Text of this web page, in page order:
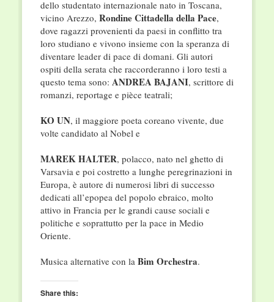
dello studentato internazionale nato in Toscana,
vicino Arezzo, Rondine Cittadella della Pace,
dove ragazzi provenienti da paesi in conflitto tra
loro studiano e vivono insieme con la speranza di
diventare leader di pace di domani. Gli autori
ospiti della serata che raccorderanno i loro testi a
questo tema sono: ANDREA BAJANI, scrittore di
romanzi, reportage e pièce teatrali;
KO UN, il maggiore poeta coreano vivente, due
volte candidato al Nobel e
MAREK HALTER, polacco, nato nel ghetto di
Varsavia e poi costretto a lunghe peregrinazioni in
Europa, è autore di numerosi libri di successo
dedicati all’epopea del popolo ebraico, molto
attivo in Francia per le grandi cause sociali e
politiche e soprattutto per la pace in Medio
Oriente.
Musica alternative con la Bim Orchestra.
Share this: